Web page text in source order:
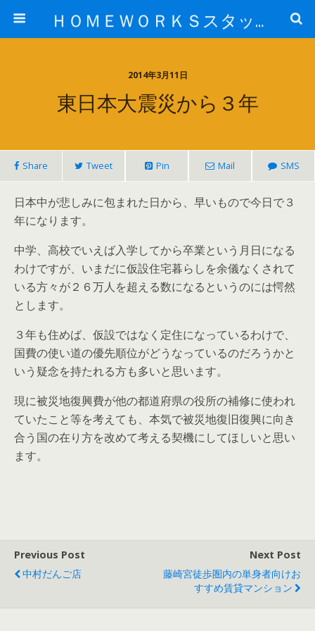
ＨＯＭＥＷＯＲＫＳスタッフ日記ブログ
2014年3月11日
東日本大震災から３年
Share Tweet Pin Mail SMS
日本中が悲しみに包まれた日から、早いもので今日で３
年になります。
中学、高校でいえば入学してから卒業という月日になる
わけですが、いまだに仮設住宅暮らしを余儀なくされて
いる方々が２６万人を超える数になるというのには愕然
とします。
３年も住めば、仮設ではなく定住になっているわけで、
国費の使い道の優先順位がどうなっているのだろうかと
いう疑念を持たれる方も多いと思います。
現に被災地復興費が他の都道府県の役所の補修に使われ
ていたこと等を考えても、本気で被災地復旧復興に向き
合う国の在り方を改めて考える契機にしてほしいと思い
ます。
Previous Post
中村だんご店
Next Post
藤崎宮徒歩圏内の単身者向けお
すすめ賃貸マンション